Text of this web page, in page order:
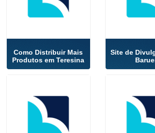
Como Distribuir Mais
Produtos em Teresina
Site de